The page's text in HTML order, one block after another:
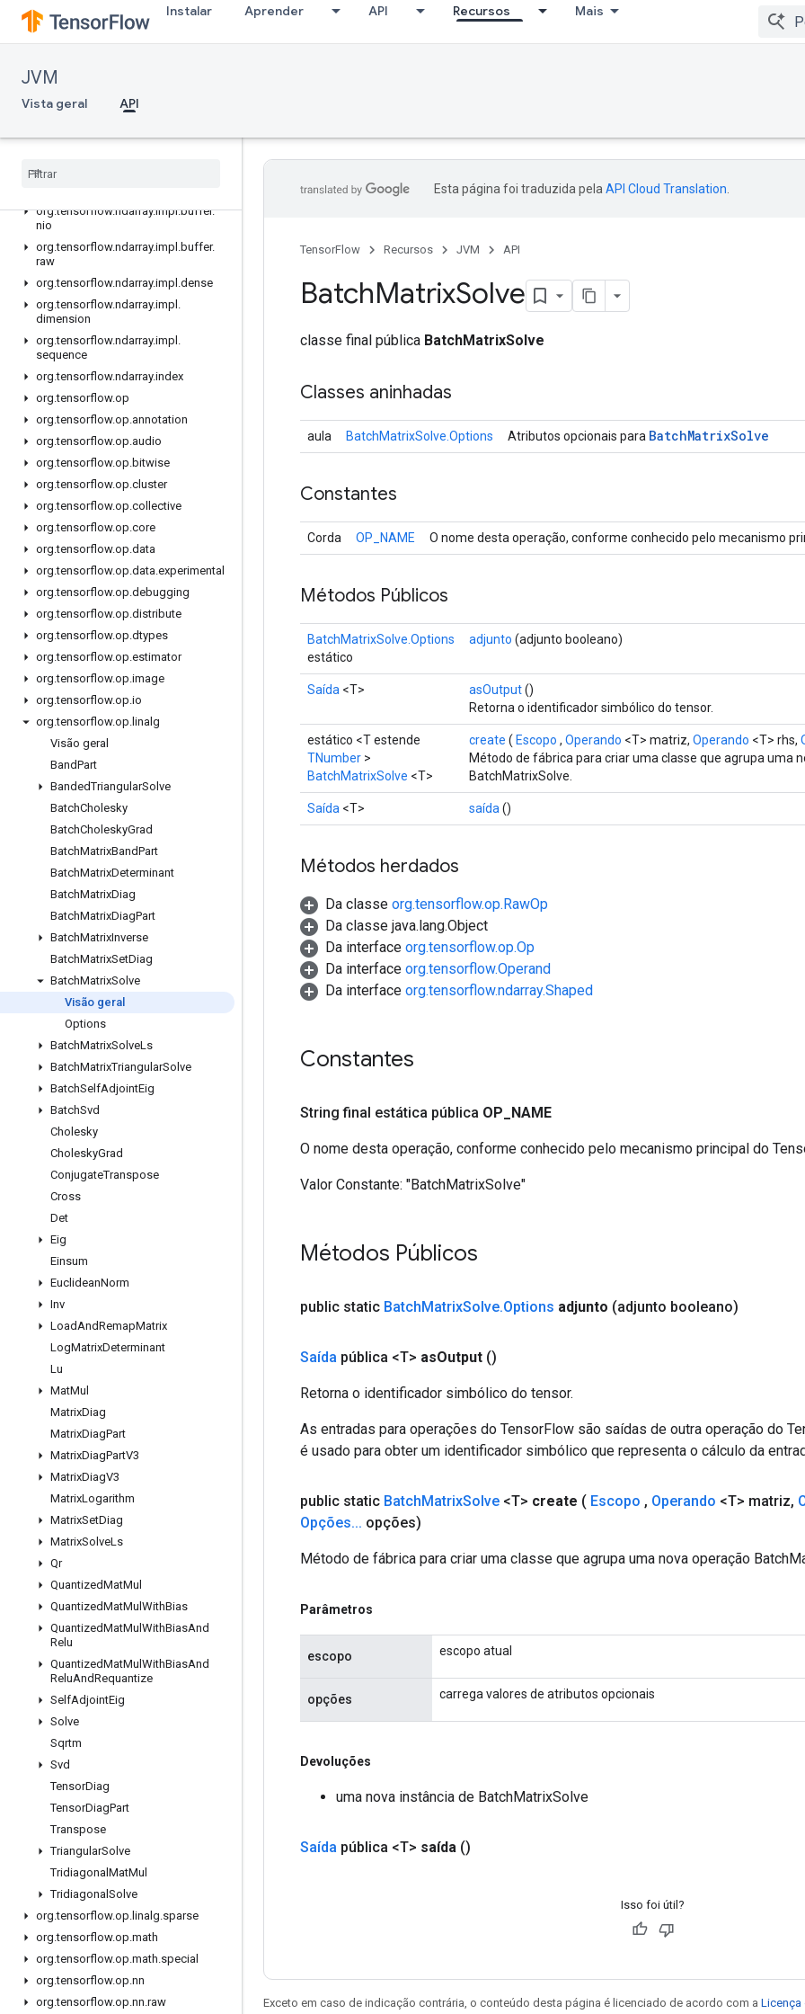
Instalar Aprender API Recursos Mais
JVM
Vista geral API
org.tensorflow.ndarray
org.tensorflow.ndarray.buffer
org.tensorflow.ndarray.impl
org.tensorflow.ndarray.impl.buffer
org.tensorflow.ndarray.impl.buffer.
org.
org.tensorflow.ndarray.impl.buffer.
nio
org.tensorflow.ndarray.impl .buffer.
raw
org.tensorflow.ndarray.impl .dense
org.tensorflow.ndarray.impl .
dimension
org.tensorflow.ndarray.impl .
sequence
org.tensorflow.ndarray.index
org.tensorflow.op
org.tensorflow.op.annotation
org.tensorflow.op.audio
org.tensorflow.op.bitwise
org.tensorflow.op.cluster
org.tensorflow.op.collective
org.tensorflow.op.core
org.tensorflow.op.data
org.tensorflow.op.data.experimental
org.tensorflow.op.debugging
org.tensorflow.op.distribute
org.tensorflow.op.dtypes
org.tensorflow.op.estimator
org.tensorflow.op.image
org.tensorflow.op.io
org.tensorflow.op. linalg
Visão geral
BandPart
BandedTriangularSolve
BatchCholesky
BatchCholeskyGrad
BatchMatrixBandPart
BatchMatrixDeterminant
BatchMatrixDiag
BatchMatrixDiagPart
BatchMatrixInverse
BatchMatrixSetDiag
BatchMatrixSolve
Visão geral
Options
BatchMatrixSolveLs
BatchMatrixTriangularSolve
BatchSelfAdjointEig
BatchSvd
Cholesky
CholeskyGrad
ConjugateTranspose
Cross
Det
Eig
Einsum
EuclideanNorm
Inv
LoadAndRemapMatrix
LogMatrixDeterminant
Lu
MatMul
MatrixDiag
MatrixDiagPart
MatrixDiagPartV3
MatrixDiagV3
MatrixLogarithm
MatrixSetDiag
MatrixSolveLs
Qr
QuantizedMatMul
QuantizedMatMul WithBias
QuantizedMatMul WithBiasAnd
Relu
QuantizedMatMul WithBiasAnd
ReluAndRequantize
SelfAdjointEig
Solve
Sqrtm
Svd
TensorDiag
TensorDiagPart
Transpose
TriangularSolve
Tridiagonal MatMul
Tridiagonal Solve
org.tensorflow.op. linalg.sparse
org.tensorflow.op.math
org.tensorflow.op.math.special
org.tensorflow.op.nn
org.tensorflow.op.nn.raw
Esta página foi traduzida pela API Cloud Translation
TensorFlow Recursos JVM API
BatchMatrixSolve
classe final pública BatchMatrixSolve
Classes aninhadas
aula BatchMatrixSolve.Options Atributos opcionais para BatchMatrixSolve
Constantes
Corda OP_NAME O nome desta operação, conforme conhecido pelo mecanismo
Métodos Públicos
BatchMatrixSolve.Options
estático
adjunto (adjunto booleano)
Saída <T> asOutput()
Retorna o identificador simbólico do tensor.
estático <T estende
TNumber >
BatchMatrixSolve <T>
create ( Escopo , Operando <T> matriz, Operando <T> rhs,
Método de fábrica para criar uma classe que agrupa uma
BatchMatrixSolve.
Saída <T> saída ()
Métodos herdados
Da classe org.tensorflow.op.RawOp
Da classe java.lang.Object
Da interface org.tensorflow.op.Op
Da interface org.tensorflow.Operand
Da interface org.tensorflow.ndarray.Shaped
Constantes
String final estática pública OP NAME
O nome desta operação, conforme conhecido pelo mecanismo principal do
Valor Constante: "BatchMatrixSolve"
Métodos Públicos
public static BatchMatrixSolve.Options adjunto (adjunto booleano)
Saída pública <T> asOutput ()
Retorna o identificador simbólico do tensor.
As entradas para operações do TensorFlow são saídas de outra operação do
é usado para obter um identificador simbólico que representa o cálculo da
public static BatchMatrixSolve <T> create ( Escopo , Operando <T> matriz,
Opções... opções)
Método de fábrica para criar uma classe que agrupa uma nova operação
Parâmetros
escopo escopo atual
opções carrega valores de atributos opcionais
Devoluções
uma nova instância de BatchMatrixSolve
Saída pública <T> saída ()
Isso foi útil?
Exceto em caso de indicação contrária, o conteúdo desta página é licenciado de acordo com a Licença